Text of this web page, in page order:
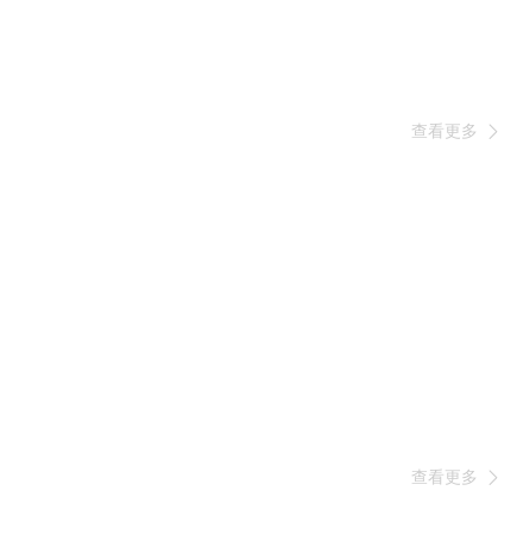
查看更多 
查看更多 